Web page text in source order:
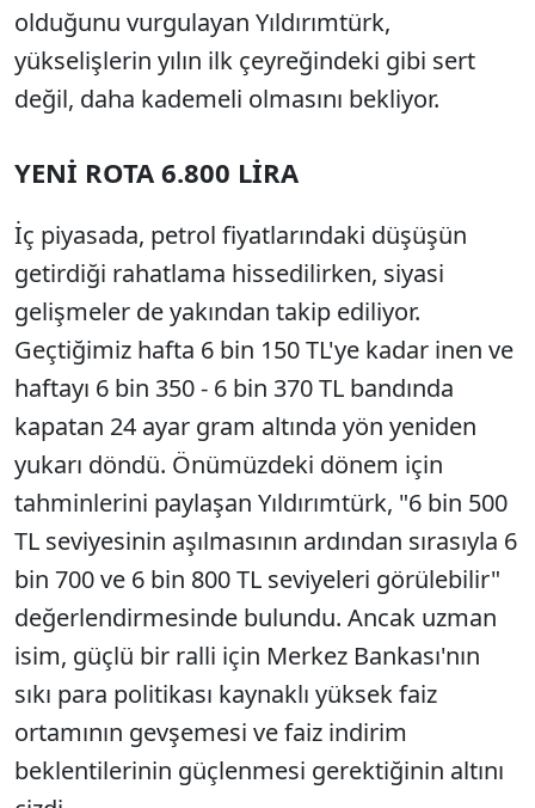
olduğunu vurgulayan Yıldırımtürk,
yükselişlerin yılın ilk çeyreğindeki gibi sert
değil, daha kademeli olmasını bekliyor.
YENİ ROTA 6.800 LİRA
İç piyasada, petrol fiyatlarındaki düşüşün
getirdiği rahatlama hissedilirken, siyasi
gelişmeler de yakından takip ediliyor.
Geçtiğimiz hafta 6 bin 150 TL'ye kadar inen ve
haftayı 6 bin 350 - 6 bin 370 TL bandında
kapatan 24 ayar gram altında yön yeniden
yukarı döndü. Önümüzdeki dönem için
tahminlerini paylaşan Yıldırımtürk, "6 bin 500
TL seviyesinin aşılmasının ardından sırasıyla 6
bin 700 ve 6 bin 800 TL seviyeleri görülebilir"
değerlendirmesinde bulundu. Ancak uzman
isim, güçlü bir ralli için Merkez Bankası'nın
sıkı para politikası kaynaklı yüksek faiz
ortamının gevşemesi ve faiz indirim
beklentilerinin güçlenmesi gerektiğinin altını